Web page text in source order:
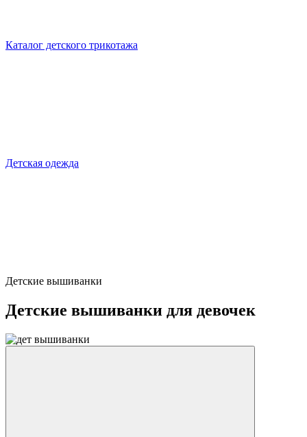
Каталог детского трикотажа
Детская одежда
Детские вышиванки
Детские вышиванки для девочек